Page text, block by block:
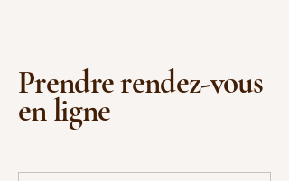
Prendre rendez-vous
en ligne